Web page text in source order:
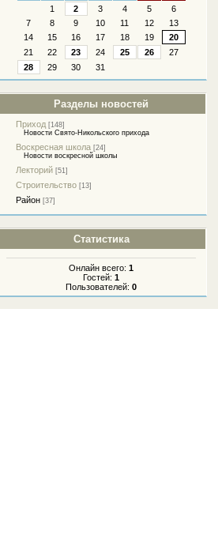
1
2 3 4 5
6
7
8 9 10 11 12
13
14
15 16 17 18 19
20
21
22 23 24 25 26
27
28
29 30 31
Разделы новостей
Приход [148]
Новости Свято-Никольского прихода
Воскресная школа [24]
Новости воскресной школы
Лекторий [51]
Строительство [13]
Район [37]
Статистика
Онлайн всего:1
Гостей:1
Пользователей:0